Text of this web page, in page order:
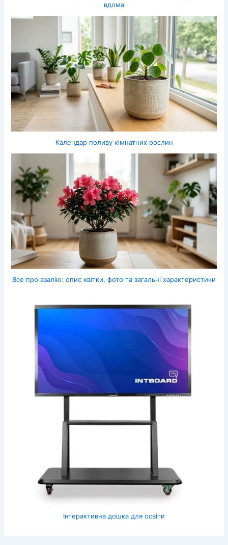
вдома
Календар поливу кімнатних рослин
Все про азалію: опис квітки, фото та загальні характеристики
Інтерактивна дошка для освіти